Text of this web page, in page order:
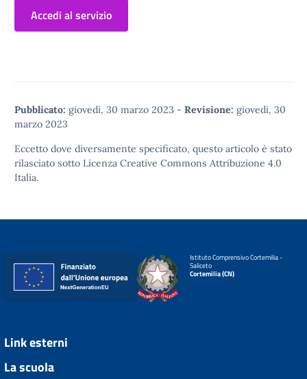
Accedi al servizio
Pubblicato: giovedì, 30 marzo 2023 - Revisione: giovedì, 30
marzo 2023
Eccetto dove diversamente specificato, questo articolo è stato
rilasciato sotto Licenza Creative Commons Attribuzione 4.0
Italia.
Istituto Comprensivo Cortemilia -
Saliceto
Cortemilia (CN)
Link esterni
La scuola